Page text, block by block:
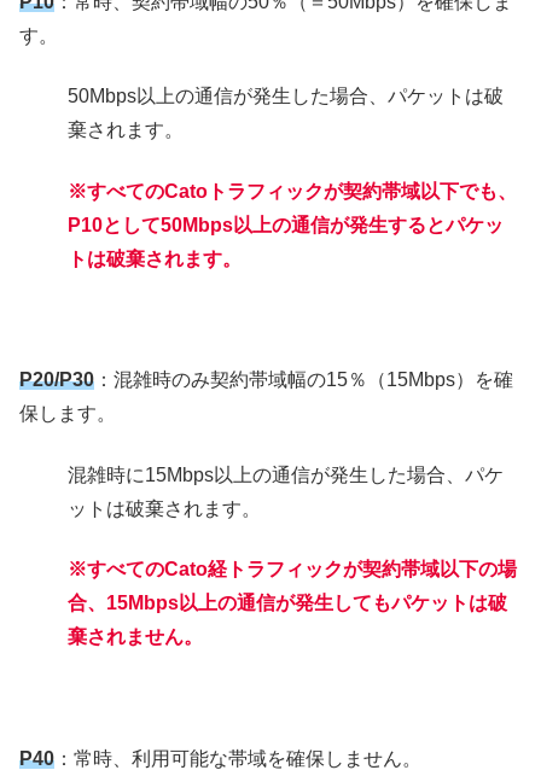
す。
50Mbps以上の通信が発生した場合、パケットは破
棄されます。
※すべてのCatoトラフィックが契約帯域以下でも、
P10として50Mbps以上の通信が発生するとパケッ
トは破棄されます。
P20/P30 ：混雑時のみ契約帯域幅の15％（15Mbps）を確
保します。
混雑時に15Mbps以上の通信が発生した場合、パケ
ットは破棄されます。
※すべてのCato経トラフィックが契約帯域以下の場
合、15Mbps以上の通信が発生してもパケットは破
棄されません。
P40 ：常時、利用可能な帯域を確保しません。